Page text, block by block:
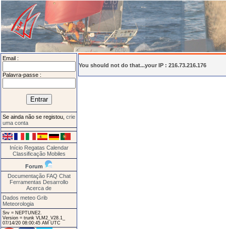
Email :
Palavra-passe :
Se ainda não se registou, crie
uma conta
Início Regatas Calendar
Classificação Mobiles
Forum
Documentação FAQ Chat
Ferramentas Desarrollo
Acerca de
Dados meteo Grib
Meteorologia
Srv = NEPTUNE2.
Version = trunk VLM2_V28.1_
07/14/20 08:00:45 AM UTC
You should not do that...your IP : 216.73.216.176